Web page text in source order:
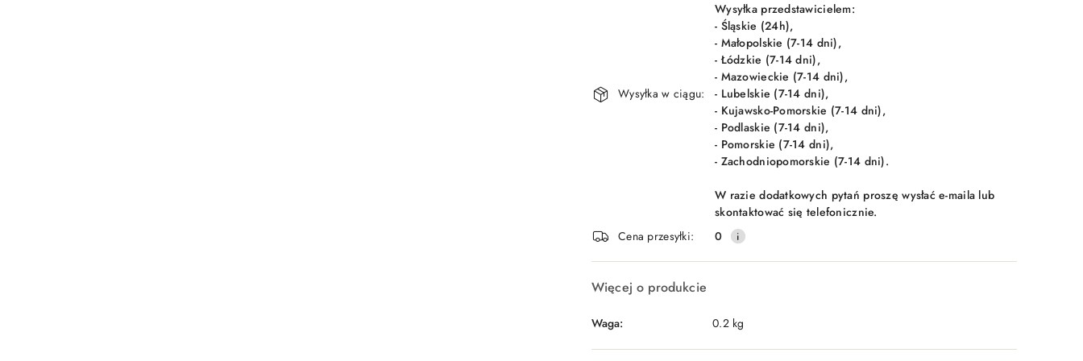
Wysyłka w ciągu:
Wysyłka przedstawicielem:
- Śląskie (24h),
- Małopolskie (7-14 dni),
- Łódzkie (7-14 dni),
- Mazowieckie (7-14 dni),
- Lubelskie (7-14 dni),
- Kujawsko-Pomorskie (7-14 dni),
- Podlaskie (7-14 dni),
- Pomorskie (7-14 dni),
- Zachodniopomorskie (7-14 dni).
W razie dodatkowych pytań proszę wysłać e-maila lub
skontaktować się telefonicznie.
Cena przesyłki:
0
Więcej o produkcie
Waga: 0.2 kg